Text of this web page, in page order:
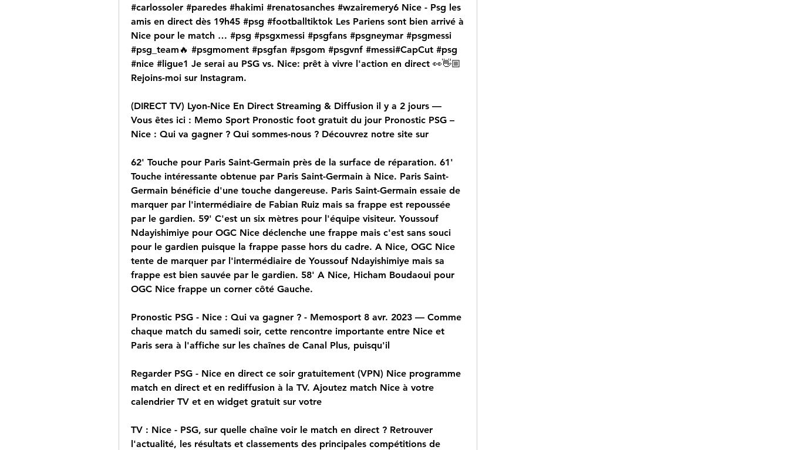
#carlossoler #paredes #hakimi #renatosanches #wzairemery6 Nice - Psg les
amis en direct dès 19h45 #psg #footballtiktok Les Pariens sont bien arrivé à
Nice pour le match … #psg #psgxmessi #psgfans #psgneymar #psgmessi
#psg_team🔥 #psgmoment #psgfan #psgom #psgvnf #messi#CapCut #psg
#nice #ligue1 Je serai au PSG vs. Nice: prêt à vivre l'action en direct 👀👋🏼
Rejoins-moi sur Instagram.
(DIRECT TV) Lyon-Nice En Direct Streaming & Diffusion il y a 2 jours —
Vous êtes ici : Memo Sport Pronostic foot gratuit du jour Pronostic PSG –
Nice : Qui va gagner ? Qui sommes-nous ? Découvrez notre site sur
62' Touche pour Paris Saint-Germain près de la surface de réparation. 61'
Touche intéressante obtenue par Paris Saint-Germain à Nice. Paris Saint-
Germain bénéficie d'une touche dangereuse. Paris Saint-Germain essaie de
marquer par l'intermédiaire de Fabian Ruiz mais sa frappe est repoussée
par le gardien. 59' C'est un six mètres pour l'équipe visiteur. Youssouf
Ndayishimiye pour OGC Nice déclenche une frappe mais c'est sans souci
pour le gardien puisque la frappe passe hors du cadre. A Nice, OGC Nice
tente de marquer par l'intermédiaire de Youssouf Ndayishimiye mais sa
frappe est bien sauvée par le gardien. 58' A Nice, Hicham Boudaoui pour
OGC Nice frappe un corner côté Gauche.
Pronostic PSG - Nice : Qui va gagner ? - Memosport 8 avr. 2023 — Comme
chaque match du samedi soir, cette rencontre importante entre Nice et
Paris sera à l'affiche sur les chaînes de Canal Plus, puisqu'il
Regarder PSG - Nice en direct ce soir gratuitement (VPN) Nice programme
match en direct et en rediffusion à la TV. Ajoutez match Nice à votre
calendrier TV et en widget gratuit sur votre
TV : Nice - PSG, sur quelle chaîne voir le match en direct ? Retrouver
l'actualité, les résultats et classements des principales compétitions de